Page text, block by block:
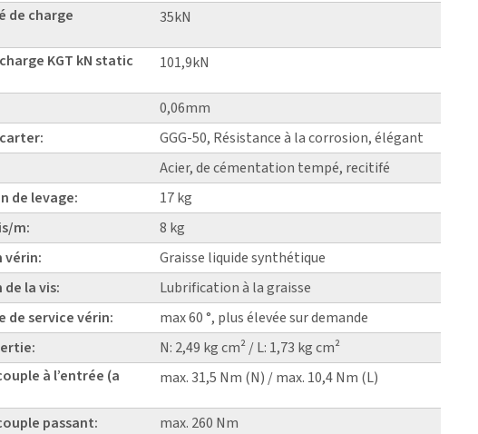
de charge
35kN
KGT kN static
101,9kN
0,06mm
GGG-50, Résistance à la corrosion, élégant
Acier, de cémentation tempé, recitifé
de levage:
17 kg
m:
8 kg
vérin:
Graisse liquide synthétique
la vis:
Lubrification à la graisse
de service vérin:
max 60 °, plus élevée sur demande
N: 2,49 kg cm² / L: 1,73 kg cm²
à l’entrée (a
max. 31,5 Nm (N) / max. 10,4 Nm (L)
passant:
max. 260 Nm